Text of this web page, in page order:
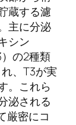
蔵する濾
主に分泌
シン
の2種類
、T3が実
。これら
泌される
厳密にコ